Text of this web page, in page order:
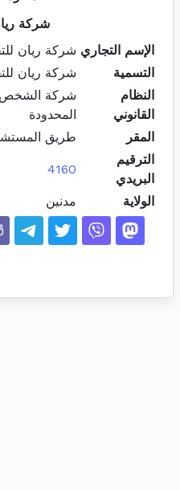
شركة
الإسم التجاري شركة ريان
التسمية
شركة ريان
النظام
القانوني
شركة الشخص
المحدودة
المقر
طريق
الترقيم
البريدي
4160
الولاية مدنين